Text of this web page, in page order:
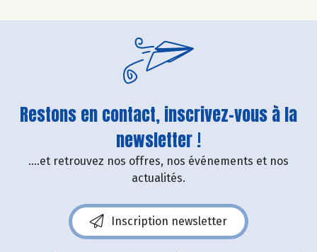
Restons en contact, inscrivez-vous à la
newsletter !
....et retrouvez nos offres, nos événements et nos
actualités.
Inscription newsletter